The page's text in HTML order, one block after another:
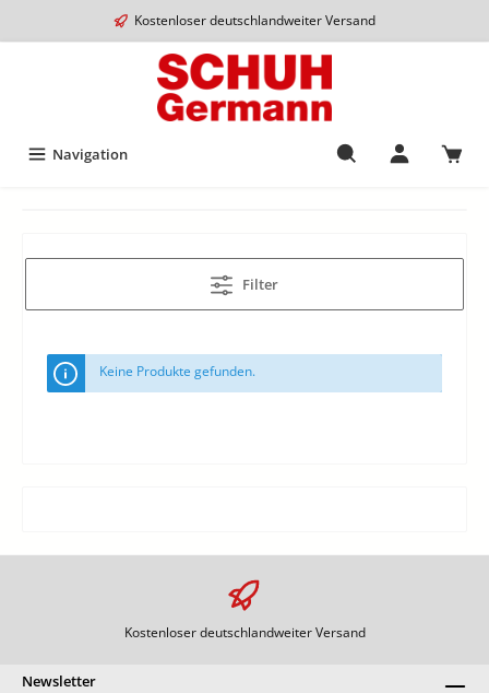
Kostenloser deutschlandweiter Versand
Navigation
Filter
Keine Produkte gefunden.
Kostenloser deutschlandweiter Versand
Newsletter